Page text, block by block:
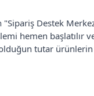
Destek
hemen başlatılır
tutar